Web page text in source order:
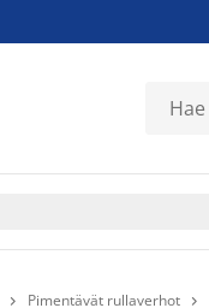
 Pimentävät rullaverhot 